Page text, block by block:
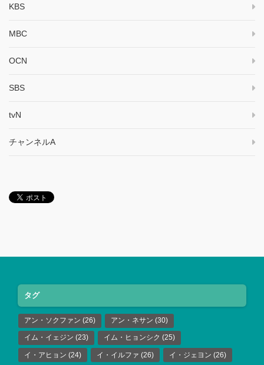
KBS
MBC
OCN
SBS
tvN
チャンネルA
タグ
アン・ソクファン (26) アン・ネサン (30)
イム・イェジン (23) イム・ヒョンシク (25)
イ・アヒョン (24) イ・イルファ (26) イ・ジェヨン (26)